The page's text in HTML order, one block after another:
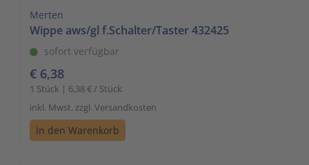
Merten
Wippe aws/gl f.Schalter/Taster 432425
sofort verfügbar
€ 6,38
1 Stück | 6,38 € / Stück
inkl. Mwst. zzgl. Versandkosten
In den Warenkorb